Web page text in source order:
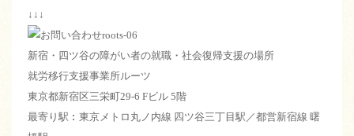
↓↓↓
新宿・四ツ谷の障がい者の就職・社会復帰支援の場所
就労移行支援事業所ルーツ
東京都新宿区三栄町29-6 Fビル 5階
最寄り駅︰東京メトロ丸ノ内線 四ツ谷三丁目駅／都営新宿線 曙